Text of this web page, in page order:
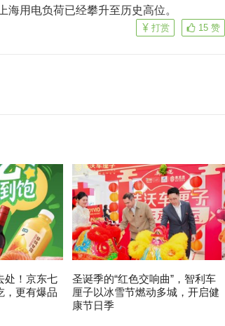
用电负荷已经攀升至历史高位。
15 赞
打赏
处！京东七
，更有爆品
圣诞季的“红色交响曲”，智利车
厘子以冰雪节燃动多城，开启健
康节日季